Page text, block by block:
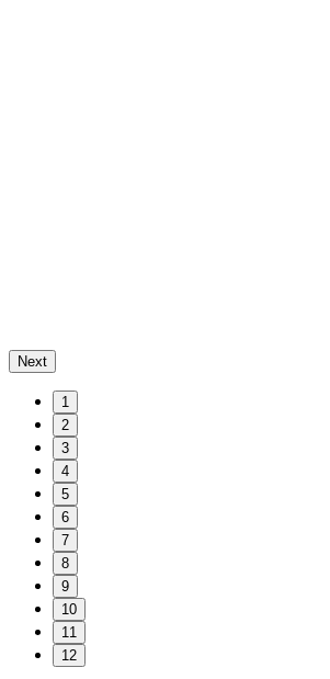
Next
1
2
3
4
5
6
7
8
9
10
11
12